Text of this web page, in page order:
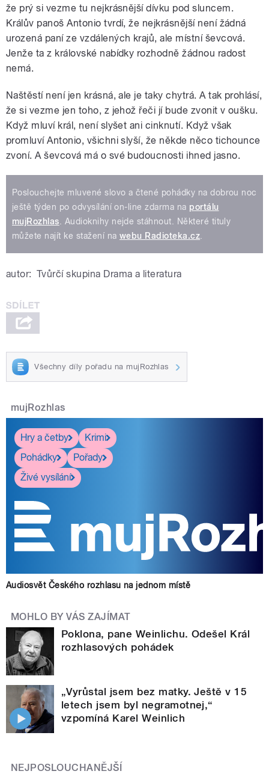
že prý si vezme tu nejkrásnější dívku pod sluncem.
Králův panoš Antonio tvrdí, že nejkrásnější není žádná
urozená paní ze vzdálených krajů, ale místní ševcová.
Jenže ta z královské nabídky rozhodně žádnou radost
nemá.
Naštěstí není jen krásná, ale je taky chytrá. A tak prohlásí,
že si vezme jen toho, z jehož řeči jí bude zvonit v oušku.
Když mluví král, není slyšet ani cinknutí. Když však
promluví Antonio, všichni slyší, že někde něco tichounce
zvoní. A ševcová má o své budoucnosti ihned jasno.
Poslouchejte mluvené slovo a čtené pohádky na dobrou noc
ještě týden po odvysílání on-line zdarma na portálu
mujRozhlas. Audioknihy nejde stáhnout. Některé tituly
můžete najít ke stažení na webu Radioteka.cz.
autor: Tvůrčí skupina Drama a literatura
Všechny díly pořadu na mujRozhlas
mujRozhlas
Hry a četby
Krimi
Pohádky
Pořady
Živé vysílání
Audiosvět Českého rozhlasu na jednom místě
MOHLO BY VÁS ZAJÍMAT
Poklona, pane Weinlichu. Odešel Král
rozhlasových pohádek
„Vyrůstal jsem bez matky. Ještě v 15
letech jsem byl negramotnej,“
vzpomíná Karel Weinlich
NEJPOSLOUCHANĚJŠÍ